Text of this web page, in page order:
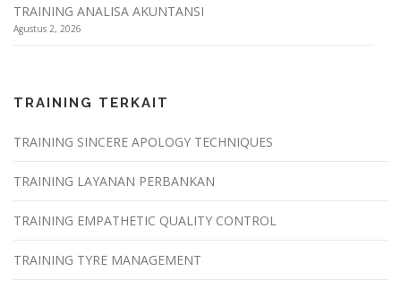
TRAINING ANALISA AKUNTANSI
Agustus 2, 2026
TRAINING TERKAIT
TRAINING SINCERE APOLOGY TECHNIQUES
TRAINING LAYANAN PERBANKAN
TRAINING EMPATHETIC QUALITY CONTROL
TRAINING TYRE MANAGEMENT